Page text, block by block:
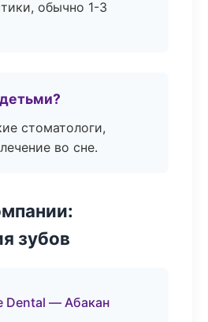
обычно 1-3
стоматологи,
во сне.
зубов
Dental — Абакан